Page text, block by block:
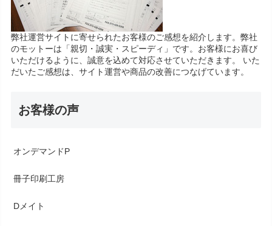
弊社運営サイトに寄せられたお客様のご感想を紹介します。弊社
のモットーは「親切・誠実・スピーディ」です。お客様にお喜び
いただけるように、誠意を込めて対応させていただきます。 いた
だいたご感想は、サイト運営や商品の改善につなげています。
お客様の声
オンデマンドP
冊子印刷工房
Dメイト